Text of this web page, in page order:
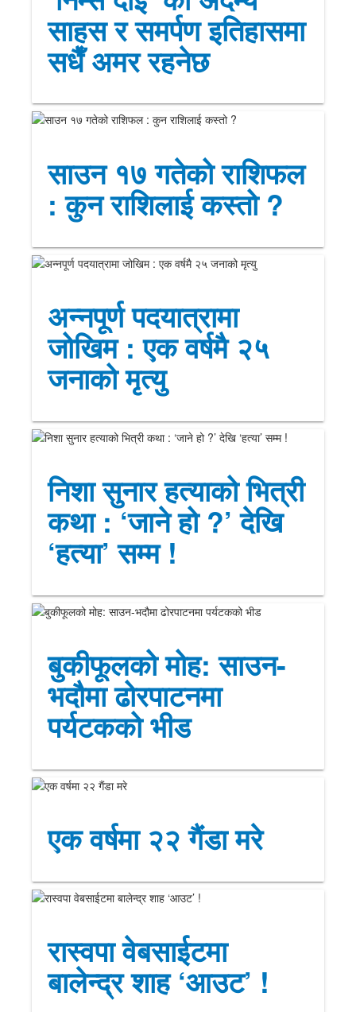
साहस र समर्पण इतिहासमा
सधैँ अमर रहनेछ
साउन १७ गतेको राशिफल
: कुन राशिलाई कस्तो ?
अन्नपूर्ण पदयात्रामा
जोखिम : एक वर्षमै २५
जनाको मृत्यु
निशा सुनार हत्याको भित्री
कथा : ‘जाने हो ?’ देखि
‘हत्या’ सम्म !
बुकीफूलको मोह: साउन-
भदौमा ढोरपाटनमा
पर्यटकको भीड
एक वर्षमा २२ गैंडा मरे
रास्वपा वेबसाईटमा
बालेन्द्र शाह ‘आउट’ !